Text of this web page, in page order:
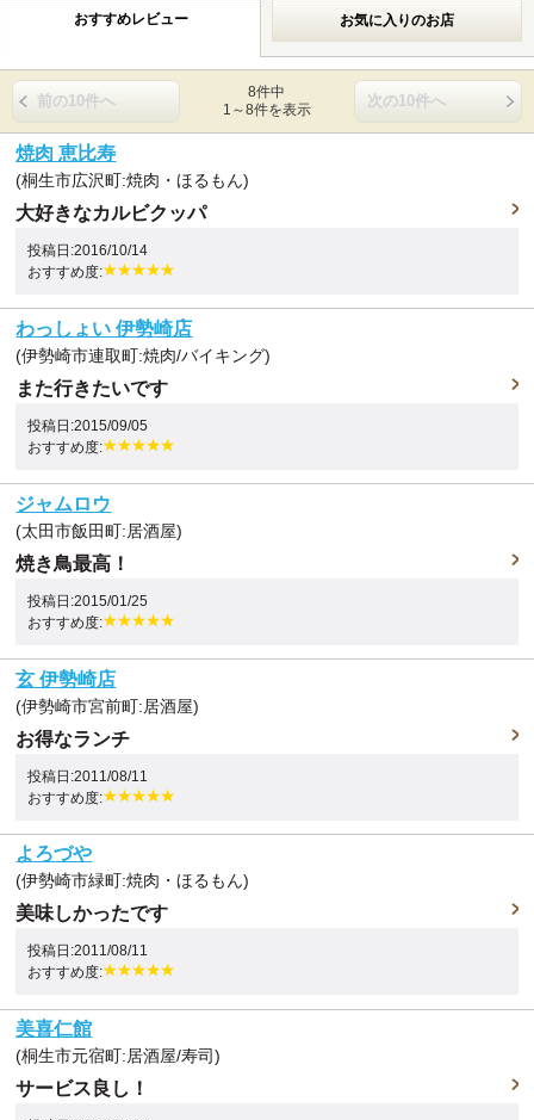
おすすめレビュー お気に入りのお店
前の10件へ
8件中
1～8件を表示
次の10件へ
焼肉 恵比寿
(桐生市広沢町:焼肉・ほるもん)
大好きなカルビクッパ
投稿日:2016/10/14
おすすめ度:
わっしょい 伊勢崎店
(伊勢崎市連取町:焼肉/バイキング)
また行きたいです
投稿日:2015/09/05
おすすめ度:
ジャムロウ
(太田市飯田町:居酒屋)
焼き鳥最高！
投稿日:2015/01/25
おすすめ度:
玄 伊勢崎店
(伊勢崎市宮前町:居酒屋)
お得なランチ
投稿日:2011/08/11
おすすめ度:
よろづや
(伊勢崎市緑町:焼肉・ほるもん)
美味しかったです
投稿日:2011/08/11
おすすめ度:
美喜仁館
(桐生市元宿町:居酒屋/寿司)
サービス良し！